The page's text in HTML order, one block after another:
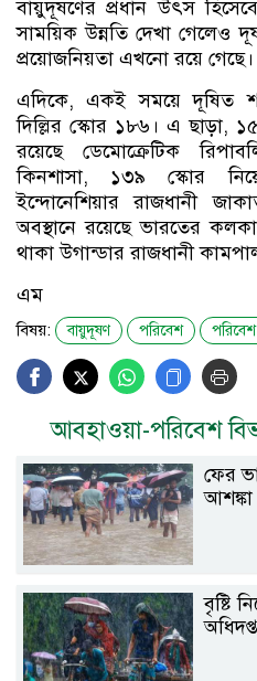
বায়ুদূষণের প্রধান উৎস
সাময়িক উন্নতি দেখা গেলেও
প্রয়োজনিয়তা এখনো রয়ে গেছে।
এদিকে, একই সময়ে দূষিত
দিল্লির স্কোর ১৮৬। এ ছাড়া,
রয়েছে ডেমোক্রেটিক
কিনশাসা, ১৩৯ স্কোর
ইন্দোনেশিয়ার রাজধানী
অবস্থানে রয়েছে ভারতের
থাকা উগান্ডার রাজধানী
এম
বিষয়: বায়ুদূষণ পরিবেশ
আবহাওয়া-পরিবেশ
ফের
আশঙ্কা
বৃষ্টি